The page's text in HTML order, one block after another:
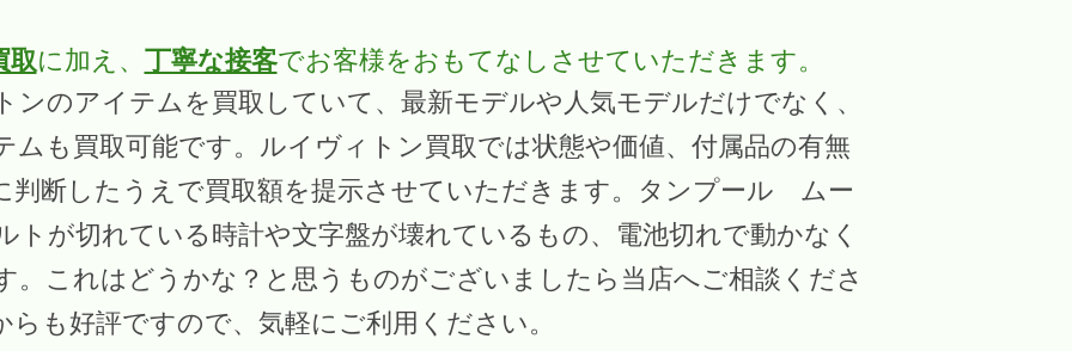
取に加え、 丁寧な接客でお客様をおもてなしさせていただきます。
ンのアイテムを買取していて、最新モデルや人気モデルだけでなく、
ムも買取可能です。ルイヴィトン買取では状態や価値、付属品の有無
判断したうえで買取額を提示させていただきます。タンプール ムー
が切れている時計や文字盤が壊れているもの、電池切れで動かなく
。これはどうかな？と思うものがございましたら当店へご相談くださ
も好評ですので、気軽にご利用ください。